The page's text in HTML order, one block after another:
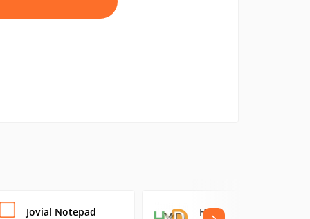
Jovial Notepad HxD